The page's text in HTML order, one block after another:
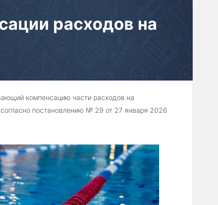
расходов на
компенсацию части расходов на
постановлению № 29 от 27 января 2026